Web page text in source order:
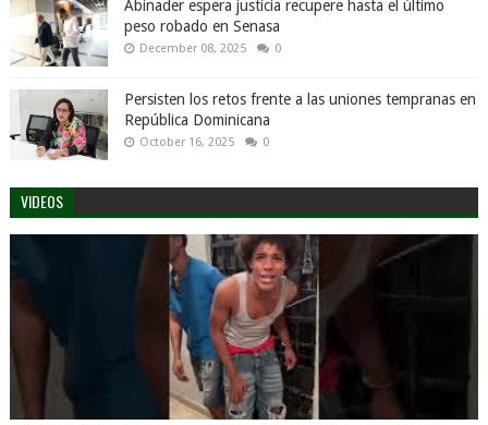
Abinader espera justicia recupere hasta el último
peso robado en Senasa
December 08, 2025 0
Persisten los retos frente a las uniones tempranas en
República Dominicana
October 16, 2025 0
VIDEOS